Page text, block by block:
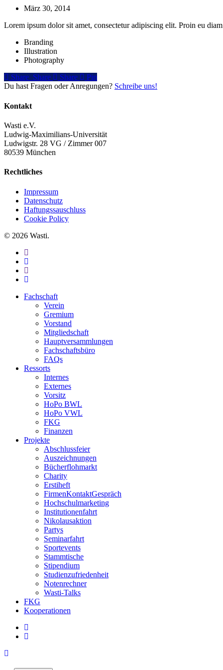
März 30, 2014
Lorem ipsum dolor sit amet, con­sec­te­tur adi­pi­scing elit. Pro­in eu
Branding
Illustration
Photography
Share
Share Share Share
Pin
Du hast Fragen oder Anregungen? Schreibe uns!
Kontakt
Wasti e.V.
Ludwig-Maximilians-Universität
Ludwigstr. 28 VG / Zimmer 007
80539 München
Rechtliches
Impressum
Datenschutz
Haftungssauschluss
Cookie Policy
© 2026 Wasti.
facebook
linkedin
youtube
instagram
Close
Fachschaft
Verein
Gremium
Vorstand
Mitgliedschaft
Hauptversammlungen
Fachschaftsbüro
FAQs
Ressorts
Internes
Externes
Vorsitz
HoPo BWL
HoPo VWL
FKG
Finanzen
Projekte
Abschlussfeier
Auszeichnungen
Bücherflohmarkt
Charity
Erstiheft
FirmenKontaktGespräch
Hochschulmarketing
Institutionenfahrt
Nikolausaktion
Partys
Seminarfahrt
Sportevents
Stammtische
Stipendium
Studienzufriedenheit
Notenrechner
Wasti-Talks
FKG
Kooperationen
linkedin
instagram